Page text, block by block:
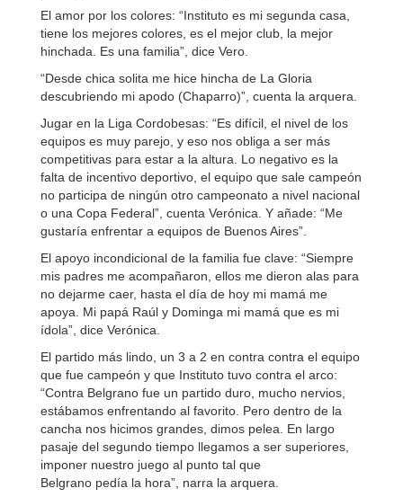
El amor por los colores: “Instituto es mi segunda casa,
tiene los mejores colores, es el mejor club, la mejor
hinchada. Es una familia”, dice Vero.
“Desde chica solita me hice hincha de La Gloria
descubriendo mi apodo (Chaparro)”, cuenta la arquera.
Jugar en la Liga Cordobesas: “Es difícil, el nivel de los
equipos es muy parejo, y eso nos obliga a ser más
competitivas para estar a la altura. Lo negativo es la
falta de incentivo deportivo, el equipo que sale campeón
no participa de ningún otro campeonato a nivel nacional
o una Copa Federal”, cuenta Verónica. Y añade: “Me
gustaría enfrentar a equipos de Buenos Aires”.
El apoyo incondicional de la familia fue clave: “Siempre
mis padres me acompañaron, ellos me dieron alas para
no dejarme caer, hasta el día de hoy mi mamá me
apoya. Mi papá Raúl y Dominga mi mamá que es mi
ídola”, dice Verónica.
El partido más lindo, un 3 a 2 en contra contra el equipo
que fue campeón y que Instituto tuvo contra el arco:
“Contra Belgrano fue un partido duro, mucho nervios,
estábamos enfrentando al favorito. Pero dentro de la
cancha nos hicimos grandes, dimos pelea. En largo
pasaje del segundo tiempo llegamos a ser superiores,
imponer nuestro juego al punto tal que
Belgrano pedía la hora”, narra la arquera.